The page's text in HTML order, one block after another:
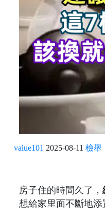
value101 2025-08-11 檢舉
房子住的時間久了，
想給家里面不斷地添